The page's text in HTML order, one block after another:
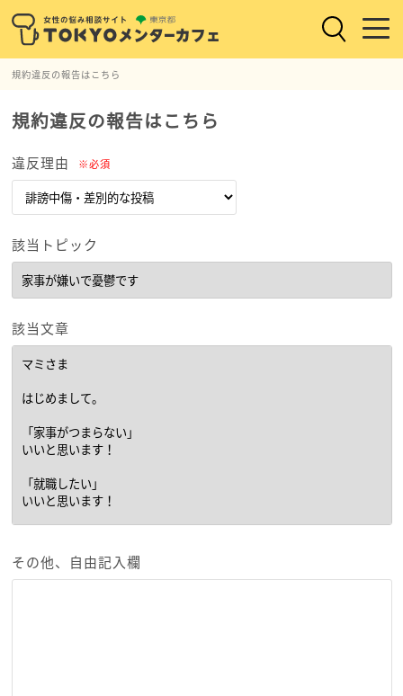
規約違反の報告はこちら
規約違反の報告はこちら
違反理由 ※必須
該当トピック
該当文章
その他、自由記入欄